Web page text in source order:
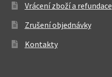
Vrácení zboží a refundace
Zrušení objednávky
Kontakty